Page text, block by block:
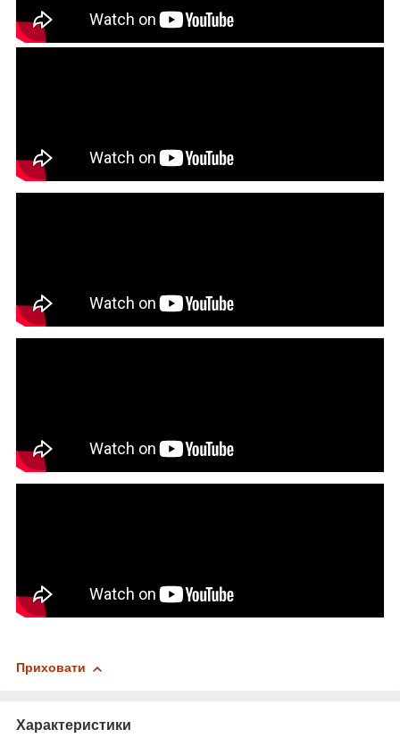
Приховати
Характеристики